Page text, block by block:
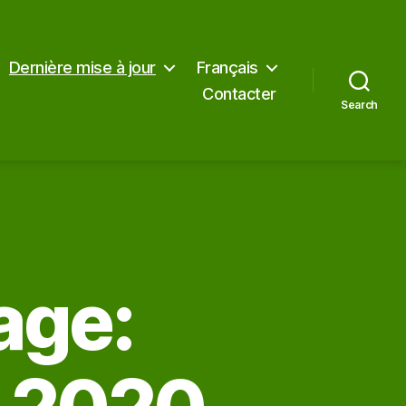
Dernière mise à jour
Français
Contacter
Search